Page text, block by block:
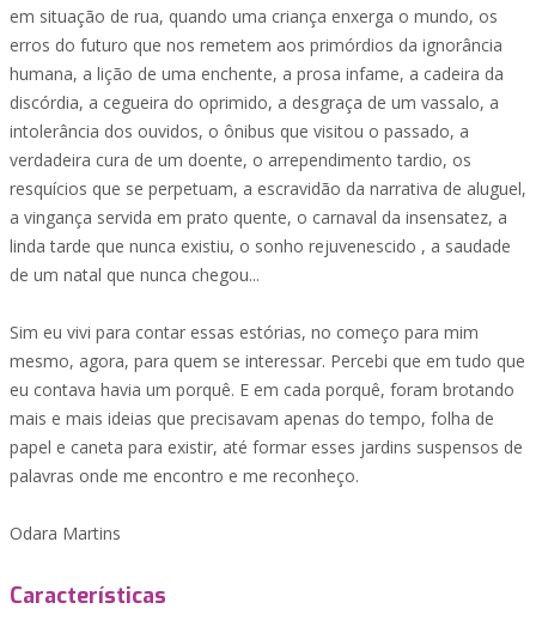
em situação de rua, quando uma criança enxerga o mundo, os
erros do futuro que nos remetem aos primórdios da ignorância
humana, a lição de uma enchente, a prosa infame, a cadeira da
discórdia, a cegueira do oprimido, a desgraça de um vassalo, a
intolerância dos ouvidos, o ônibus que visitou o passado, a
verdadeira cura de um doente, o arrependimento tardio, os
resquícios que se perpetuam, a escravidão da narrativa de aluguel,
a vingança servida em prato quente, o carnaval da insensatez, a
linda tarde que nunca existiu, o sonho rejuvenescido , a saudade
de um natal que nunca chegou...
Sim eu vivi para contar essas estórias, no começo para mim
mesmo, agora, para quem se interessar. Percebi que em tudo que
eu contava havia um porquê. E em cada porquê, foram brotando
mais e mais ideias que precisavam apenas do tempo, folha de
papel e caneta para existir, até formar esses jardins suspensos de
palavras onde me encontro e me reconheço.
Odara Martins
Características